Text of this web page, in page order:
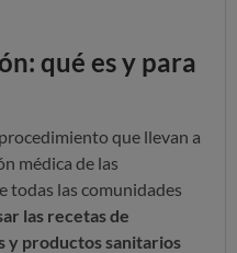
qué es y para
que llevan a
médica de las
todas las comunidades
las recetas de
y productos sanitarios